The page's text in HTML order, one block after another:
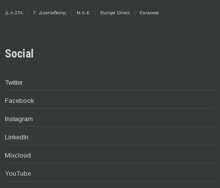
Δ.Α.ΣΤΑ. Γ. Διασύνδεσης Μ.Κ.Ε. Europe Direct Euraxess
Social
Twitter
Facebook
Instagram
LinkedIn
Mixcloud
YouTube